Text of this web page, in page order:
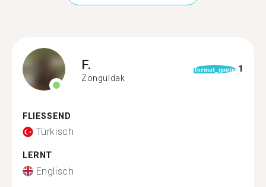
F.
Zonguldak
format_quote 1
FLIESSEND
Türkisch
LERNT
Englisch